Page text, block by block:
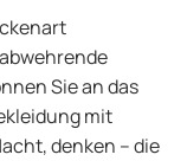
Sie an das
mit
denken – die